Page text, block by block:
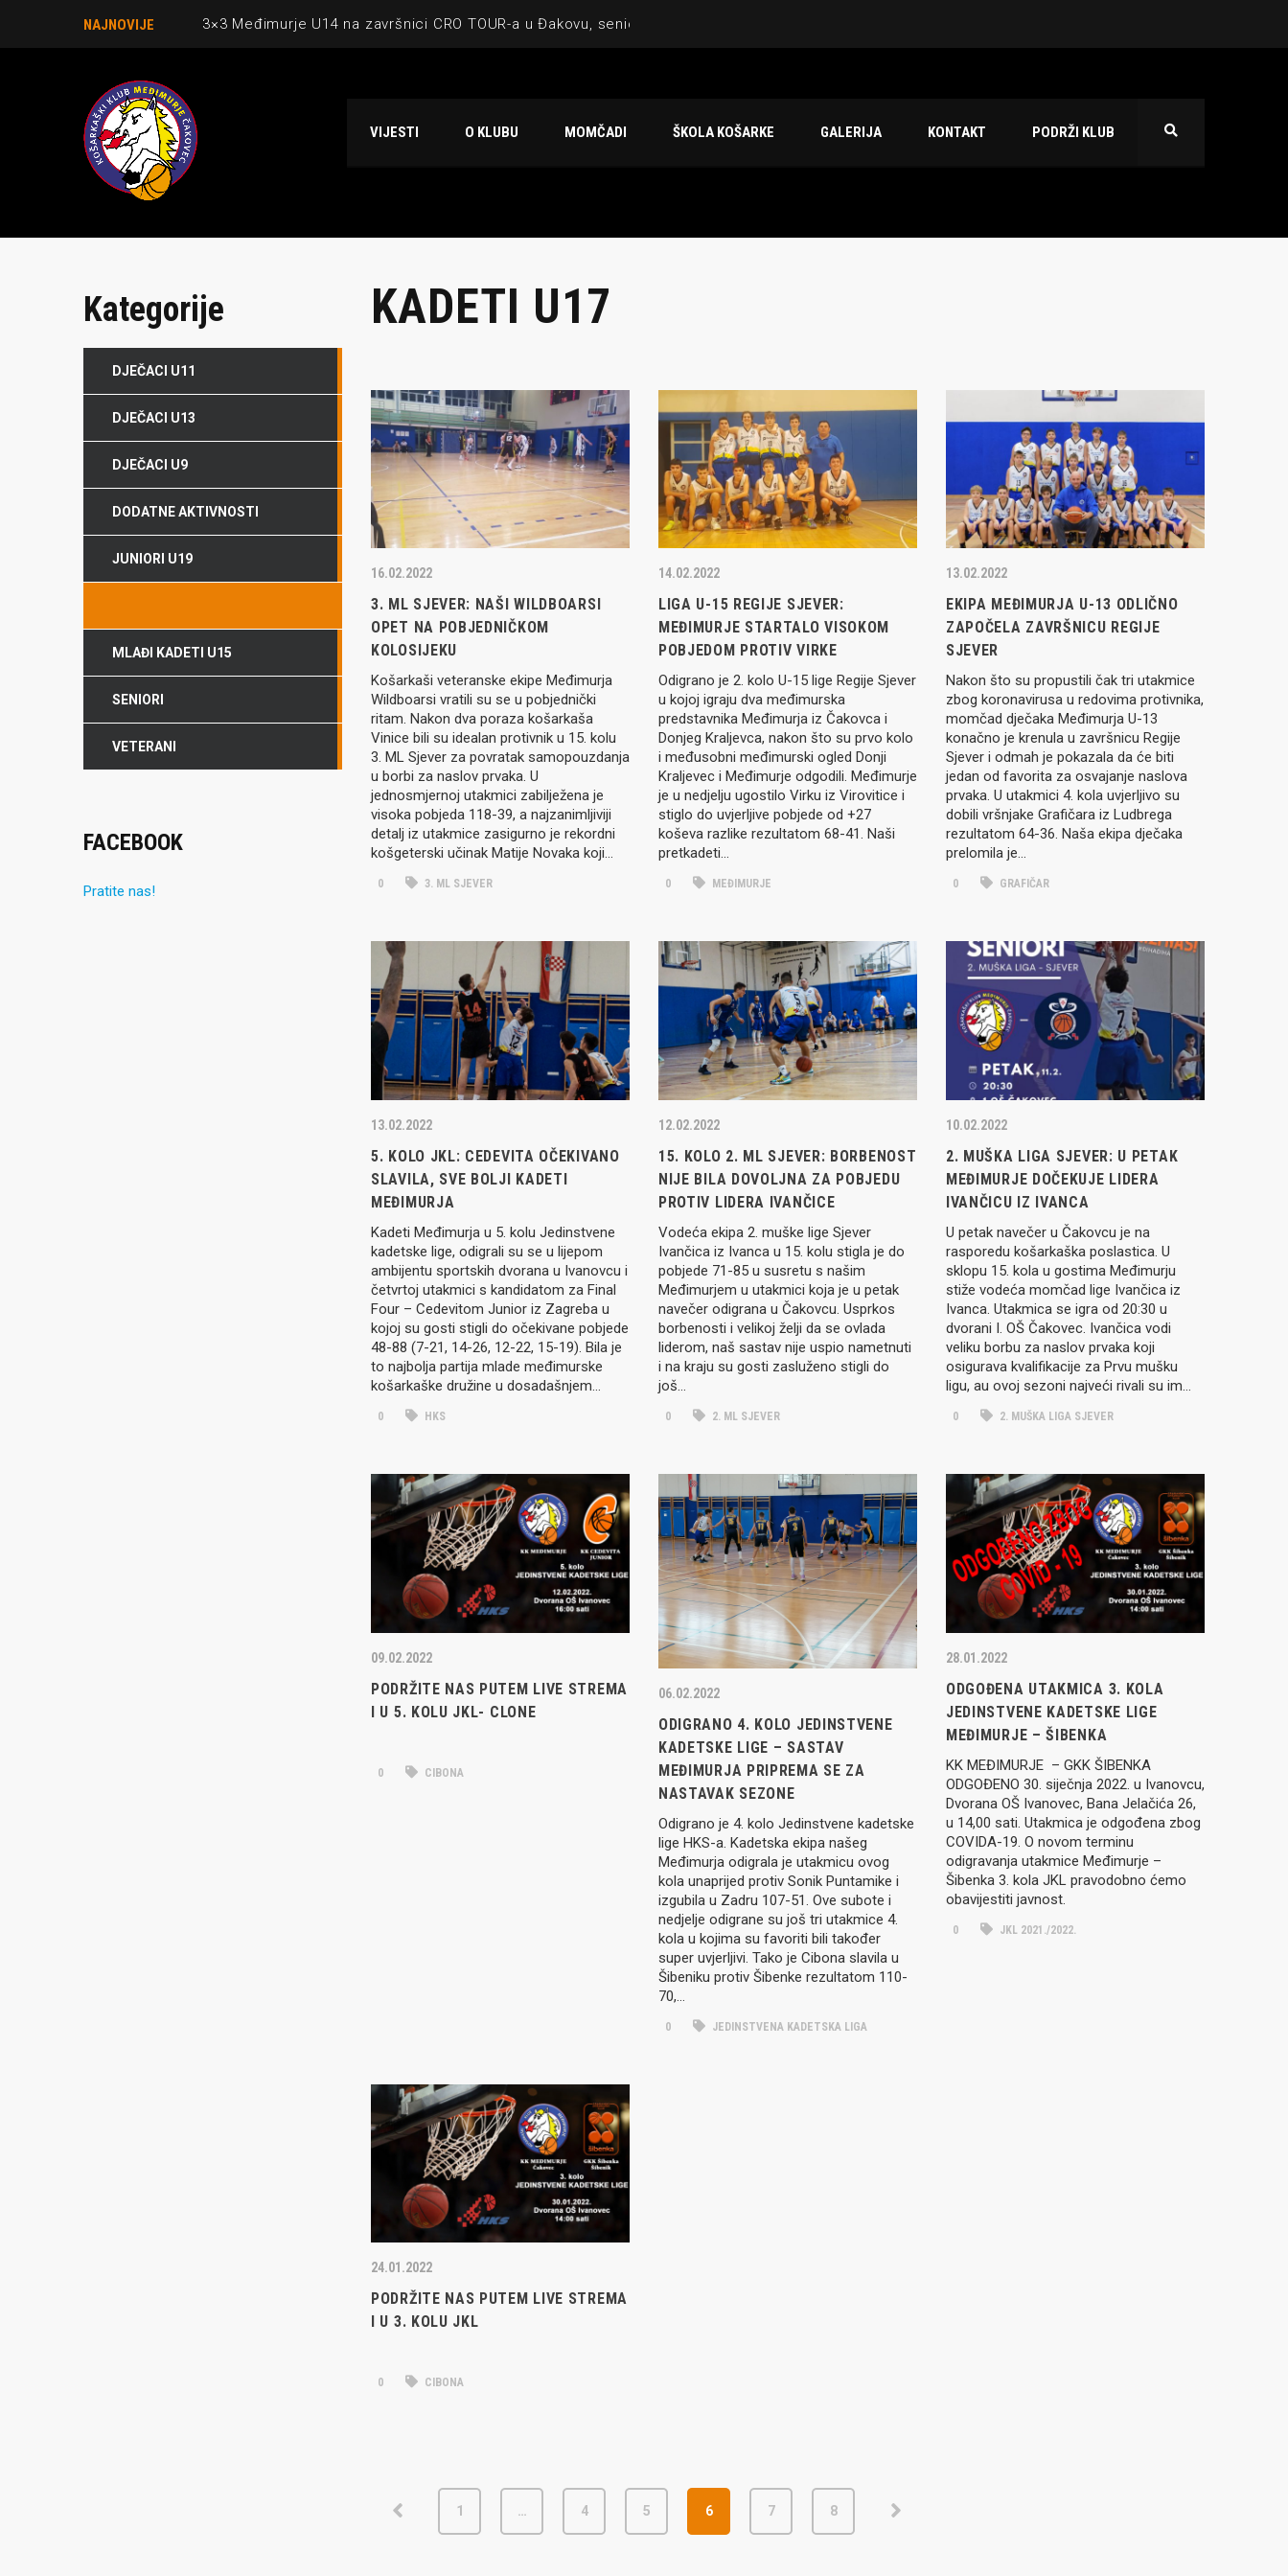
NAJNOVIJE 3×3 Međimurje U14 na završnici CRO TOUR-a u Đakovu, seniorska ekipa 3×3 osvojila Krbulju
Međimurje u revijalnoj utakmici ugostilo atraktivnu NCAA ekipu OBU Bison
VIJESTI O KLUBU MOMČADI ŠKOLA KOŠARKE GALERIJA KONTAKT PODRŽI KLUB
KADETI U17
16.02.2022
3. ML SJEVER: NAŠI WILDBOARSI
OPET NA POBJEDNIČKOM
KOLOSIJEKU
Košarkaši veteranske ekipe Međimurja
Wildboarsi vratili su se u pobjednički
ritam. Nakon dva poraza košarkaša
Vinice bili su idealan protivnik u 15. kolu
3. ML Sjever za povratak samopouzdanja
u borbi za naslov prvaka. U
jednosmjernoj utakmici zabilježena je
visoka pobjeda 118-39, a najzanimljiviji
detalj iz utakmice zasigurno je rekordni
košgeterski učinak Matije Novaka koji…
0 3. ML SJEVER
14.02.2022
LIGA U-15 REGIJE SJEVER:
MEĐIMURJE STARTALO VISOKOM
POBJEDOM PROTIV VIRKE
Odigrano je 2. kolo U-15 lige Regije Sjever
u kojoj igraju dva međimurska
predstavnika Međimurja iz Čakovca i
Donjeg Kraljevca, nakon što su prvo kolo
i međusobni međimurski ogled Donji
Kraljevec i Međimurje odgodili. Međimurje
je u nedjelju ugostilo Virku iz Virovitice i
stiglo do uvjerljive pobjede od +27
koševa razlike rezultatom 68-41. Naši
pretkadeti…
0 MEĐIMURJE
13.02.2022
EKIPA MEĐIMURJA U-13 ODLIČNO
ZAPOČELA ZAVRŠNICU REGIJE
SJEVER
Nakon što su propustili čak tri utakmice
zbog koronavirusa u redovima protivnika,
momčad dječaka Međimurja U-13
konačno je krenula u završnicu Regije
Sjever i odmah je pokazala da će biti
jedan od favorita za osvajanje naslova
prvaka. U utakmici 4. kola uvjerljivo su
dobili vršnjake Grafičara iz Ludbrega
rezultatom 64-36. Naša ekipa dječaka
prelomila je…
0 GRAFIČAR
13.02.2022
5. KOLO JKL: CEDEVITA OČEKIVANO
SLAVILA, SVE BOLJI KADETI
MEĐIMURJA
Kadeti Međimurja u 5. kolu Jedinstvene
kadetske lige, odigrali su se u lijepom
ambijentu sportskih dvorana u Ivanovcu i
četvrtoj utakmici s kandidatom za Final
Four – Cedevitom Junior iz Zagreba u
kojoj su gosti stigli do očekivane pobjede
48-88 (7-21, 14-26, 12-22, 15-19). Bila je
to najbolja partija mlade međimurske
košarkaške družine u dosadašnjem…
0 HKS
12.02.2022
15. KOLO 2. ML SJEVER: BORBENOST
NIJE BILA DOVOLJNA ZA POBJEDU
PROTIV LIDERA IVANČICE
Vodeća ekipa 2. muške lige Sjever
Ivančica iz Ivanca u 15. kolu stigla je do
pobjede 71-85 u susretu s našim
Međimurjem u utakmici koja je u petak
navečer odigrana u Čakovcu. Usprkos
borbenosti i velikoj želji da se ovlada
liderom, naš sastav nije uspio nametnuti
i na kraju su gosti zasluženo stigli do
još…
0 2. ML SJEVER
10.02.2022
2. MUŠKA LIGA SJEVER: U PETAK
MEĐIMURJE DOČEKUJE LIDERA
IVANČICU IZ IVANCA
U petak navečer u Čakovcu je na
rasporedu košarkaška poslastica. U
sklopu 15. kola u gostima Međimurju
stiže vodeća momčad lige Ivančica iz
Ivanca. Utakmica se igra od 20:30 u
dvorani I. OŠ Čakovec. Ivančica vodi
veliku borbu za naslov prvaka koji
osigurava kvalifikacije za Prvu mušku
ligu, au ovoj sezoni najveći rivali su im…
0 2. MUŠKA LIGA SJEVER
09.02.2022
PODRŽITE NAS PUTEM LIVE STREMA
I U 5. KOLU JKL- CLONE
0 CIBONA
06.02.2022
ODIGRANO 4. KOLO JEDINSTVENE
KADETSKE LIGE – SASTAV
MEĐIMURJA PRIPREMA SE ZA
NASTAVAK SEZONE
Odigrano je 4. kolo Jedinstvene kadetske
lige HKS-a. Kadetska ekipa našeg
Međimurja odigrala je utakmicu ovog
kola unaprijed protiv Sonik Puntamike i
izgubila u Zadru 107-51. Ove subote i
nedjelje odigrane su još tri utakmice 4.
kola u kojima su favoriti bili također
super uvjerljivi. Tako je Cibona slavila u
Šibeniku protiv Šibenke rezultatom 110-
70,…
0 JEDINSTVENA KADETSKA LIGA
28.01.2022
ODGOĐENA UTAKMICA 3. KOLA
JEDINSTVENE KADETSKE LIGE
MEĐIMURJE – ŠIBENKA
KK MEĐIMURJE – GKK ŠIBENKA
ODGOĐENO 30. siječnja 2022. u Ivanovcu,
Dvorana OŠ Ivanovec, Bana Jelačića 26,
u 14,00 sati. Utakmica je odgođena zbog
COVIDA-19. O novom terminu
odigravanja utakmice Međimurje –
Šibenka 3. kola JKL pravodobno ćemo
obavijestiti javnost.
0 JKL 2021./2022.
24.01.2022
PODRŽITE NAS PUTEM LIVE STREMA
I U 3. KOLU JKL
0 CIBONA
1 … 4 5 6 7 8
Kategorije
DJEČACI U11
DJEČACI U13
DJEČACI U9
DODATNE AKTIVNOSTI
JUNIORI U19
MLAĐI KADETI U15
SENIORI
VETERANI
FACEBOOK
Pratite nas!
TOUR-a u Đakovu, seniorska ekipa
3×3 osvojila Krbulju
Danijel Krajačić, trener seniorske
ekipe, imenovan trenerski stožer
KK Međimurje za sezonu
ugostilo atraktivnu NCAA ekipu OBU
28.06.2026
MOMČADI